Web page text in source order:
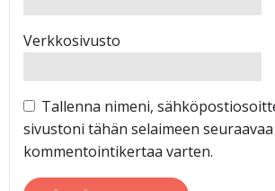
Verkkosivusto
Tallenna nimeni,
sivustoni tähän selaimeen seuraavaa
kommentointikertaa varten.